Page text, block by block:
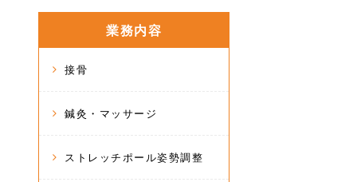
業務内容
接骨
鍼灸・マッサージ
ストレッチポール姿勢調整